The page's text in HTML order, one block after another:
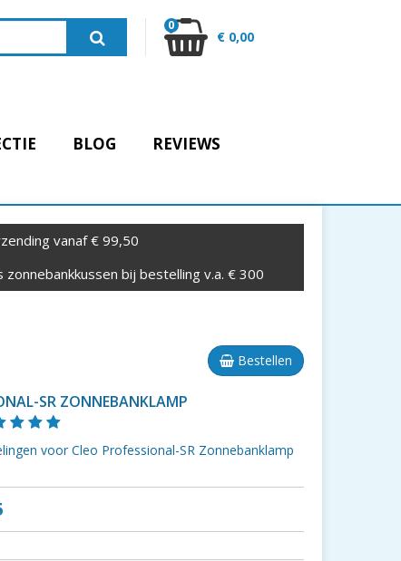
0
€ 0,00
BLOG
REVIEWS
vanaf € 99,50
zonnebankkussen bij bestelling v.a. € 300
Bestellen
SR ZONNEBANKLAMP
voor Cleo Professional-SR Zonnebanklamp